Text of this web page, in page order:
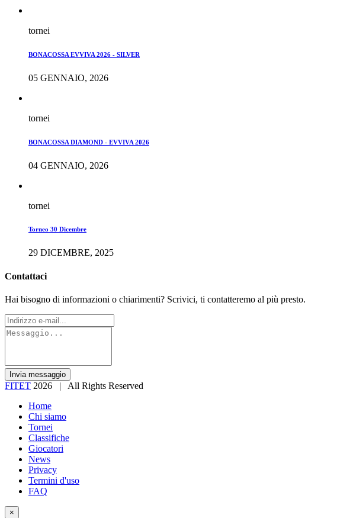
tornei
BONACOSSA EVVIVA 2026 - SILVER
05 GENNAIO, 2026
tornei
BONACOSSA DIAMOND - EVVIVA 2026
04 GENNAIO, 2026
tornei
Torneo 30 Dicembre
29 DICEMBRE, 2025
Contattaci
Hai bisogno di informazioni o chiarimenti? Scrivici, ti contatteremo al più presto.
Invia messaggio
FITET 2026 | All Rights Reserved
Home
Chi siamo
Tornei
Classifiche
Giocatori
News
Privacy
Termini d'uso
FAQ
×